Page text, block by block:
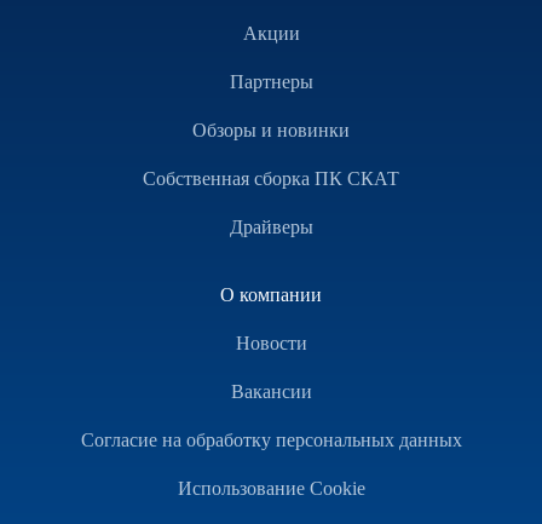
Акции
Партнеры
Обзоры и новинки
Собственная сборка ПК СКАТ
Драйверы
О компании
Новости
Вакансии
Согласие на обработку персональных данных
Использование Cookie